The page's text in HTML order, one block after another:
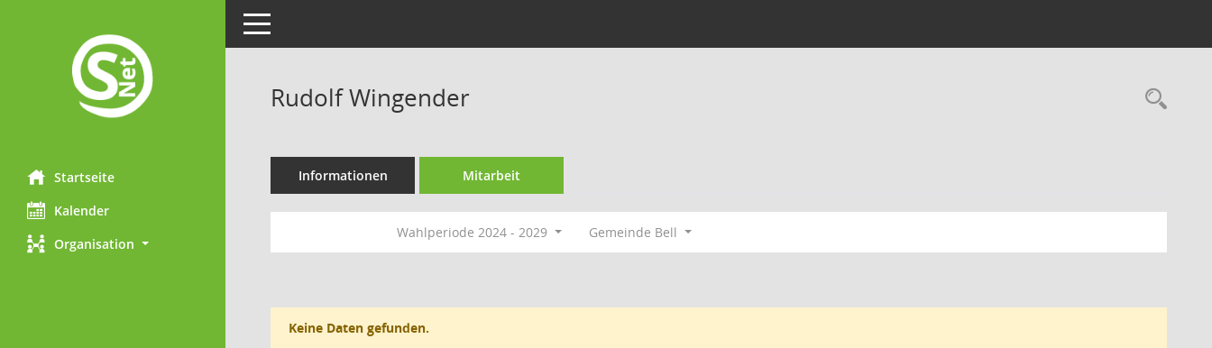
Startseite
Kalender
Organisation
Toggle navigation
Rudolf Wingender
Informationen Mitarbeit
Wahlperiode 2024 - 2029 Gemeinde Bell
Keine Daten gefunden.